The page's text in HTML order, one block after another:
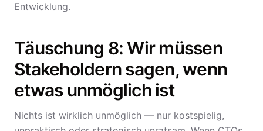
Entwicklung.
Täuschung 8: Wir müssen
Stakeholdern sagen, wenn
etwas unmöglich ist
Nichts ist wirklich unmöglich — nur kostspielig,